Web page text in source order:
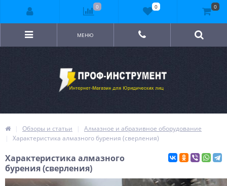
МЕНЮ
Обзоры и статьи
Алмазное и абразивное оборудование
Характеристика алмазного бурения (сверления)
Характеристика алмазного
бурения (сверления)
0 0 0